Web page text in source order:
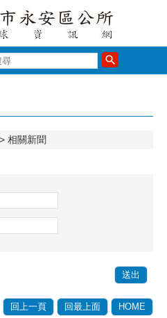
尋
相關新聞
回上一頁 回最上面 HOME